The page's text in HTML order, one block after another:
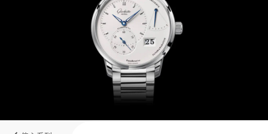
了解更多关于该工厂的信息